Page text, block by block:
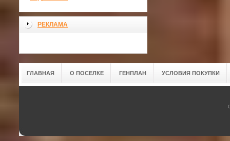
РЕКЛАМА
ГЛАВНАЯ О ПОСЕЛКЕ ГЕНПЛАН УСЛОВИЯ ПОКУПКИ